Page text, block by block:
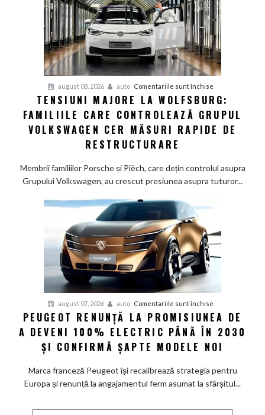
germani,
arată
un
studiu
recent
august 08, 2026 auto Comentariile sunt închise
Tensiuni
majore
la
care
măsuri
rapide
de
TENSIUNI MAJORE LA WOLFSBURG:
FAMILIILE CARE CONTROLEAZĂ GRUPUL
VOLKSWAGEN CER MĂSURI RAPIDE DE
RESTRUCTURARE
Membrii familiilor Porsche și Piëch, care dețin controlul asupra
Grupului Volkswagen, au crescut presiunea asupra tuturor...
august 07, 2026 auto Comentariile sunt închise
Peugeot
renunță
la
de
a
PEUGEOT RENUNȚĂ LA PROMISIUNEA DE
A DEVENI 100% ELECTRIC PÂNĂ ÎN 2030
ȘI CONFIRMĂ ȘAPTE MODELE NOI
Marca franceză Peugeot își recalibrează strategia pentru
Europa și renunță la angajamentul ferm asumat la sfârșitul...